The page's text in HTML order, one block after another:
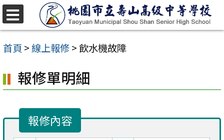
跳
至
主
內
容
首頁 >線上報修>飲水機故障
報修單明細
報修內容
選
單